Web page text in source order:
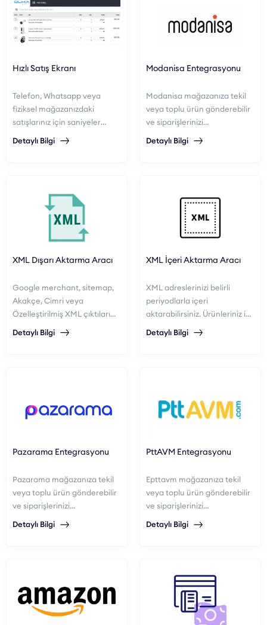
Hızlı Satış Ekranı
Telefon, Whatsapp veya
fiziksel mağazanızdaki
satışlarınız için saniyeler
Web, mobil ve barkod
Detaylı Bilgi
Modanisa Entegrasyonu
Modanisa mağazanıza tekil
veya toplu ürün gönderebilir
ve siparişlerinizi
Detaylı Bilgi
XML Dışarı Aktarma Aracı
Google merchant, sitemap,
Akakçe, Cimri veya
Özelleştirilmiş XML çıktıları
alabilirsiniz.
Detaylı Bilgi
XML İçeri Aktarma Aracı
XML adreslerinizi belirli
periyodlarla içeri
aktarabilirsiniz. Ürünleriniz içi
gelişmiş kategori, marka, desi
veya fiyat aralıklarına göre
Detaylı Bilgi
Pazarama Entegrasyonu
Pazarama mağazanıza tekil
veya toplu ürün gönderebilir
ve siparişlerinizi
yönetebilirsiniz.
Detaylı Bilgi
PttAVM Entegrasyonu
Epttavm mağazanıza tekil
veya toplu ürün gönderebilir
ve siparişlerinizi
yönetebilirsiniz.
Detaylı Bilgi